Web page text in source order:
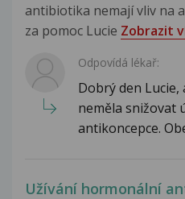
antibiotika nemají vliv na
za pomoc Lucie Zobrazit
Odpovídá lékař:
Dobrý den
neměla snižovat
antikoncepce.
Užívání hormonální